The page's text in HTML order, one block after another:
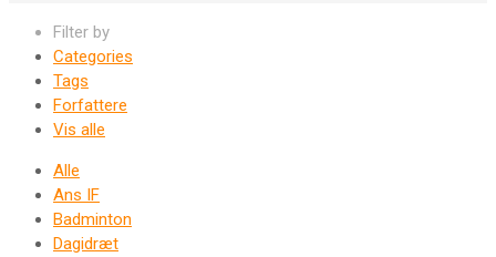
Filter by
Categories
Tags
Forfattere
Vis alle
Alle
Ans IF
Badminton
Dagidræt